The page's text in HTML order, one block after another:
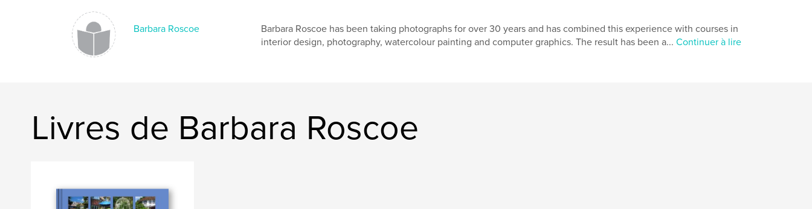
Barbara Roscoe
Barbara Roscoe has been taking photographs for over 30 years and has combined this experience with courses in
interior design, photography, watercolour painting and computer graphics. The result has been a... Continuer à lire
Livres de Barbara Roscoe